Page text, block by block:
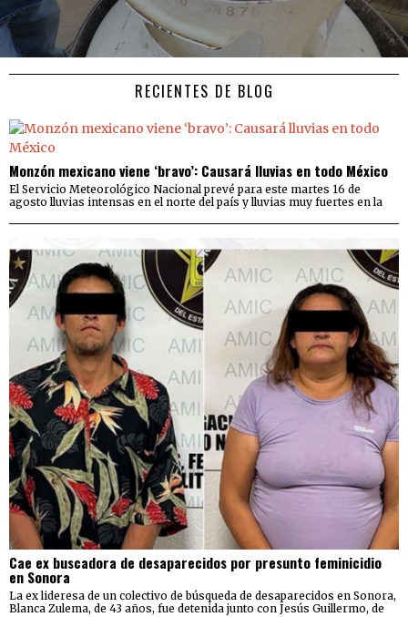
RECIENTES DE BLOG
Monzón mexicano viene ‘bravo’: Causará lluvias en todo México
El Servicio Meteorológico Nacional prevé para este martes 16 de
agosto lluvias intensas en el norte del país y lluvias muy fuertes en la
Cae ex buscadora de desaparecidos por presunto feminicidio
en Sonora
La ex lideresa de un colectivo de búsqueda de desaparecidos en Sonora,
Blanca Zulema, de 43 años, fue detenida junto con Jesús Guillermo, de